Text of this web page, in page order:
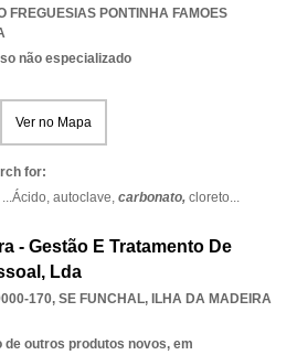
FREGUESIAS PONTINHA FAMOES
não especializado
Ver no Mapa
for:
Ácido, autoclave, carbonato, cloreto...
- Gestão E Tratamento De
Lda
170, SE FUNCHAL, ILHA DA MADEIRA
de outros produtos novos, em